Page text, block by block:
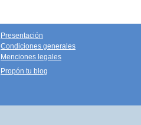
Presentación
Condiciones generales
Menciones legales
Propón tu blog